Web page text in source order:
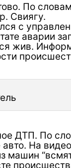
По словам
Свиягу.
с
аварии
жив.
ДТП. По
На
машин